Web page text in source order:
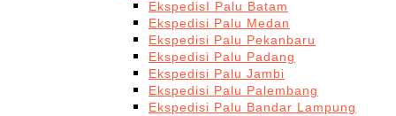
EkspedisI Palu Batam
Ekspedisi Palu Medan
Ekspedisi Palu Pekanbaru
Ekspedisi Palu Padang
Ekspedisi Palu Jambi
Ekspedisi Palu Palembang
Ekspedisi Palu Bandar Lampung